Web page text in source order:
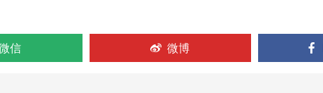
信
微博